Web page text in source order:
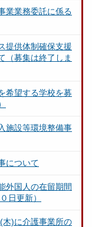
業業務委託に係る
提供体制確保支援
（募集は終了しま
希望する学校を募
施設等環境整備事
について
外国人の在留期間
日更新）
木)に介護事業所の